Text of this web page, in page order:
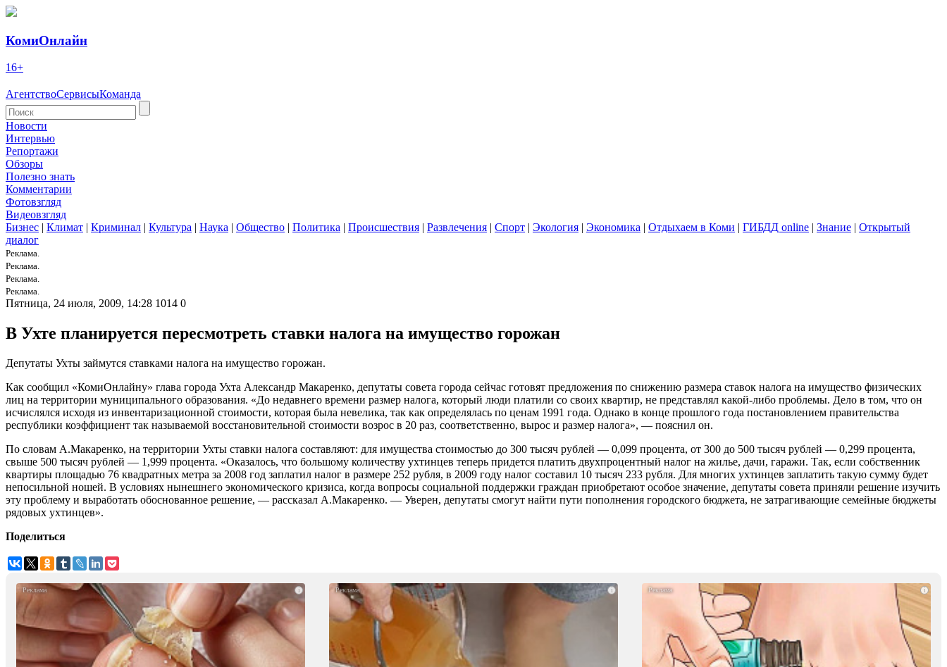
КомиОнлайн
16+
АгентствоСервисыКоманда
Новости
Интервью
Репортажи
Обзоры
Полезно знать
Комментарии
Фотовзгляд
Видеовзгляд
Бизнес | Климат | Криминал | Культура | Наука | Общество | Политика | Происшествия | Развлечения | Спорт | Экология | Экономика | Отдыхаем в Коми | ГИБДД online | Знание | Открытый
диалог
Реклама.
Реклама.
Реклама.
Реклама.
Пятница, 24 июля, 2009, 14:28 1014 0
В Ухте планируется пересмотреть ставки налога на имущество горожан
Депутаты Ухты займутся ставками налога на имущество горожан.
Как сообщил «КомиОнлайну» глава города Ухта Александр Макаренко, депутаты совета города сейчас готовят предложения по снижению размера ставок налога на имущество физических
лиц на территории муниципального образования. «До недавнего времени размер налога, который люди платили со своих квартир, не представлял какой-либо проблемы. Дело в том, что он
исчислялся исходя из инвентаризационной стоимости, которая была невелика, так как определялась по ценам 1991 года. Однако в конце прошлого года постановлением правительства
республики коэффициент так называемой восстановительной стоимости возрос в 20 раз, соответственно, вырос и размер налога», — пояснил он.
По словам А.Макаренко, на территории Ухты ставки налога составляют: для имущества стоимостью до 300 тысяч рублей — 0,099 процента, от 300 до 500 тысяч рублей — 0,299 процента,
свыше 500 тысяч рублей — 1,999 процента. «Оказалось, что большому количеству ухтинцев теперь придется платить двухпроцентный налог на жилье, дачи, гаражи. Так, если собственник
квартиры площадью 76 квадратных метра за 2008 год заплатил налог в размере 252 рубля, в 2009 году налог составил 10 тысяч 233 рубля. Для многих ухтинцев заплатить такую сумму будет
непосильной ношей. В условиях нынешнего экономического кризиса, когда вопросы социальной поддержки граждан приобретают особое значение, депутаты совета приняли решение изучить
эту проблему и выработать обоснованное решение, — рассказал А.Макаренко. — Уверен, депутаты смогут найти пути пополнения городского бюджета, не затрагивающие семейные бюджеты
рядовых ухтинцев».
Поделиться
i i i